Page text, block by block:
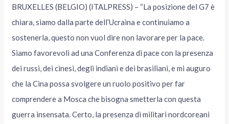
BRUXELLES (BELGIO) (ITALPRESS) – “La posizione del G7 è
chiara, siamo dalla parte dell’Ucraina e continuiamo a
sostenerla, questo non vuol dire non lavorare per la pace.
Siamo favorevoli ad una Conferenza di pace con la presenza
dei russi, dei cinesi, degli indiani e dei brasiliani, e mi auguro
che la Cina possa svolgere un ruolo positivo per far
comprendere a Mosca che bisogna smetterla con questa
guerra insensata. Certo, la presenza di militari nordcoreani